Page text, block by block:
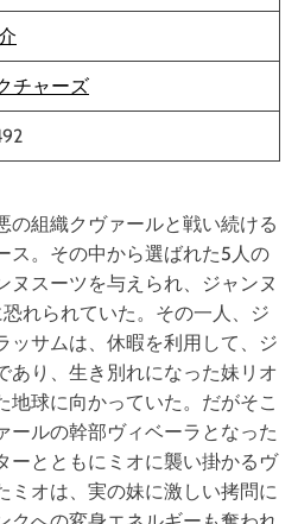
チャーズ
の組織クヴァールと戦い続ける
ス。その中から選ばれた5人の
ヌスーツを与えられ、ジャンヌ
れられていた。その一人、ジ
ッサムは、休暇を利用して、ジ
あり、生き別れになった妹リオ
地球に向かっていた。だがそこ
ールの幹部ヴィベーラとなった
ーとともにミオに襲い掛かるヴ
ミオは、実の妹に激しい拷問に